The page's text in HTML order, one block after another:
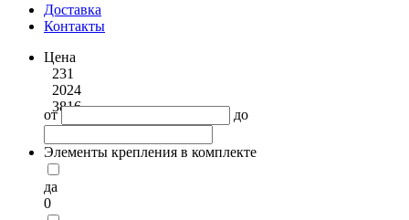
Доставка
Контакты
Цена
231
2024
3816
от до
Элементы крепления в комплекте
да
0